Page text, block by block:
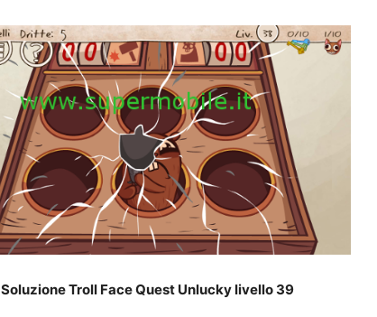
Soluzione Troll Face Quest Unlucky livello 39